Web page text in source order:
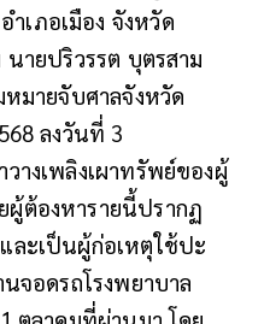
เภอเมือง จังหวัด
ายปริวรรต บุตรสาม
มายจับศาลจังหวัด
ลงวันที่ 3
างเพลิงเผาทรัพย์ของผู้
ผู้ต้องหารายนี้ปรากฏ
ละเป็นผู้ก่อเหตุใช้ปะ
นจอดรถโรงพยาบาล